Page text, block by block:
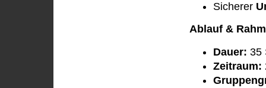
Sicherer
Ablauf &
Dauer: 35
Zeitraum: